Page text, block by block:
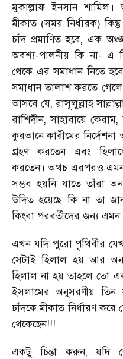
মুকাল্লাফ ইনসান
মীকাত (সময় নির্ধারক)
চাঁদ প্রমাণিত হবে, এক
অবশ্য-পালনীয় কি না- এ
থেকে এর সমাধান নিতে
সমাধান তালাশ করতে
আসবে যে, রাসূলুল্লাহ
রাশিদীন, সাহাবায়ে
কুরআনে কারীমের নির্দেশনা
গ্রহণ করতেন এবং
করতেন। অথচ এরপরও এমন
সম্ভব হয়নি যাতে তাঁরা
উদিত হয়েছে কি না তা
কিংবা পরবর্তীদের জন্য
এখন যদি পুরো পৃথিবীর
সেটাই হিলাল হয় আর
হিলাল না হয় তাহলে তো
ইসলামের অনুসরণীয় তিন
চাঁদকে মীকাত নির্ধারণ
থেকেছেন!!!
একটু চিন্তা করুন, যদি